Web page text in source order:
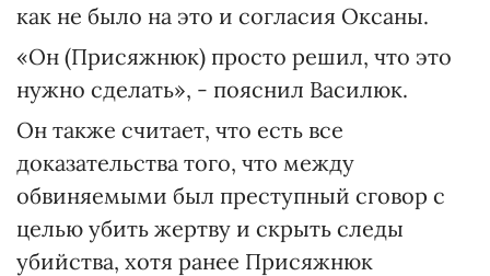
как не было на это и согласия Оксаны.
«Он (Присяжнюк) просто решил, что это
нужно сделать», - пояснил Василюк.
Он также считает, что есть все
доказательства того, что между
обвиняемыми был преступный сговор с
целью убить жертву и скрыть следы
убийства, хотя ранее Присяжнюк